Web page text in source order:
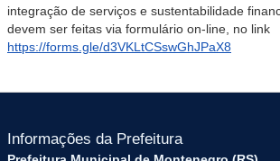
integração de serviços e sustentabilidade
devem ser feitas via formulário on-line, no link
https://forms.gle/d3VKLtCSswGhJPaX8
Informações da Prefeitura